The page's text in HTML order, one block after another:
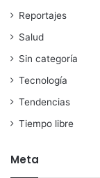
Reportajes
Salud
Sin categoría
Tecnología
Tendencias
Tiempo libre
Meta